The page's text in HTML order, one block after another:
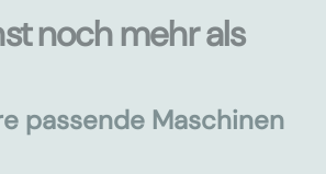
noch mehr als
passende Maschinen